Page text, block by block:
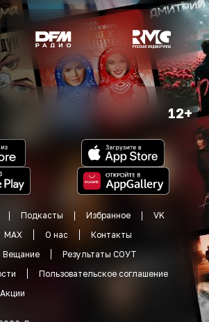
12+
Подкасты Избранное
VK
MAX О нас
Контакты
Вещание
Результаты СОУТ
Пользовательское соглашение
Акции